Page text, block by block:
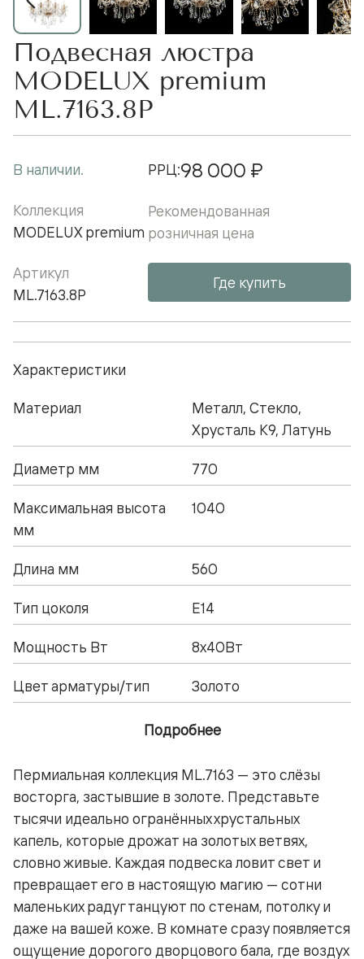
Подвесная люстра
MODELUX premium
ML.7163.8P
В наличии.
Коллекция
MODELUX premium
Артикул
ML.7163.8P
РРЦ:98 000 ₽
Рекомендованная
розничная цена
Где купить
Характеристики
Материал
Металл, Стекло,
Хрусталь К9, Латунь
Диаметр мм 770
Максимальная высота
мм
1040
Длина мм 560
Тип цоколя Е14
Мощность Вт 8x40Вт
Цвет арматуры/тип Золото
Подробнее
Пермиальная коллекция ML.7163 — это слёзы
восторга, застывшие в золоте. Представьте
тысячи идеально огранённых хрустальных
капель, которые дрожат на золотых ветвях,
словно живые. Каждая подвеска ловит свет и
превращает его в настоящую магию — сотни
маленьких радуг танцуют по стенам, потолку и
даже на вашей коже. В комнате сразу появляется
ощущение дорогого дворцового бала, где воздух